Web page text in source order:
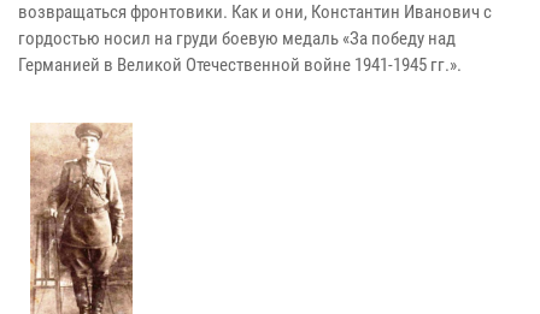
возвращаться фронтовики. Как и они, Константин Иванович с
гордостью носил на груди боевую медаль «За победу над
Германией в Великой Отечественной войне 1941-1945 гг.».